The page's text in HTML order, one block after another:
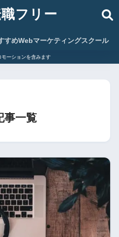
フリー
すめWebマーケティングスクール
モーションを含みます
事一覧